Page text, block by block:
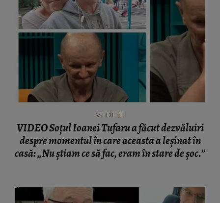
VEDETE
VIDEO Soțul Ioanei Tufaru a făcut dezvăluiri
despre momentul în care aceasta a leșinat în
casă: „Nu știam ce să fac, eram în stare de șoc.”